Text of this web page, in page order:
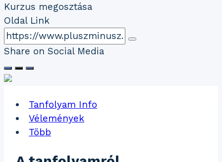
Kurzus megosztása
Oldal Link
Share on Social Media
Tanfolyam Info
Vélemények
Több